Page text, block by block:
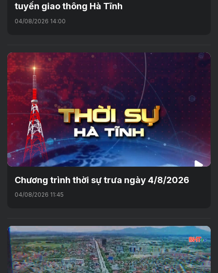
tuyến giao thông Hà Tĩnh
04/08/2026 14:00
Chương trình thời sự trưa ngày 4/8/2026
04/08/2026 11:45